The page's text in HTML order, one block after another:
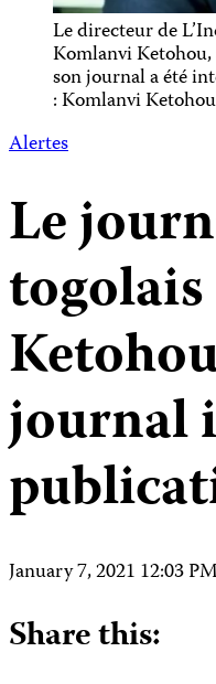
Le directeur de
Komlanvi
son journal a été
: Komlanvi
Alertes
Le
journal
January 7, 2021 12:03
Share this: